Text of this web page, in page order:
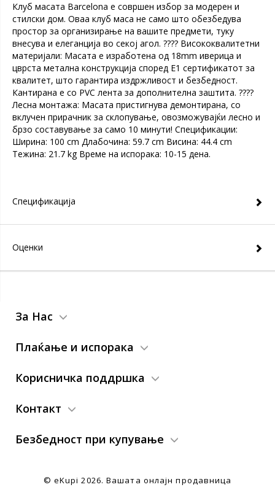
Клуб масата Barcelona е совршен избор за модерен и
стилски дом. Оваа клуб маса не само што обезбедува
простор за организирање на вашите предмети, туку
внесува и елеганција во секој агол. ???? Висококвалитетни
материјали: Масата е изработена од 18mm иверица и
цврста метална конструкција според Е1 сертификатот за
квалитет, што гарантира издржливост и безбедност.
Кантирана е со PVC лента за дополнителна заштита. ????
Лесна монтажа: Масата пристигнува демонтирана, со
вклучен прирачник за склопување, овозможувајќи лесно и
брзо составување за само 10 минути! Спецификации:
Ширина: 100 cm Длабочина: 59.7 cm Висина: 44.4 cm
Тежина: 21.7 kg Време на испорака: 10-15 дена.
Спецификација
Оценки
За Нас
Плаќање и испорака
Корисничка поддршка
Контакт
Безбедност при купување
© eKupi2026. Вашата онлајн продавница